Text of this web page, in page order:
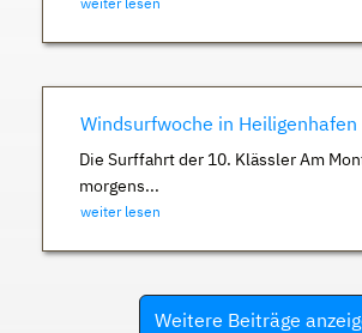
Windsurfwoche in
Die Surffahrt der 10. Klässler Am
morgens...
weiter lesen
Weitere Beiträge